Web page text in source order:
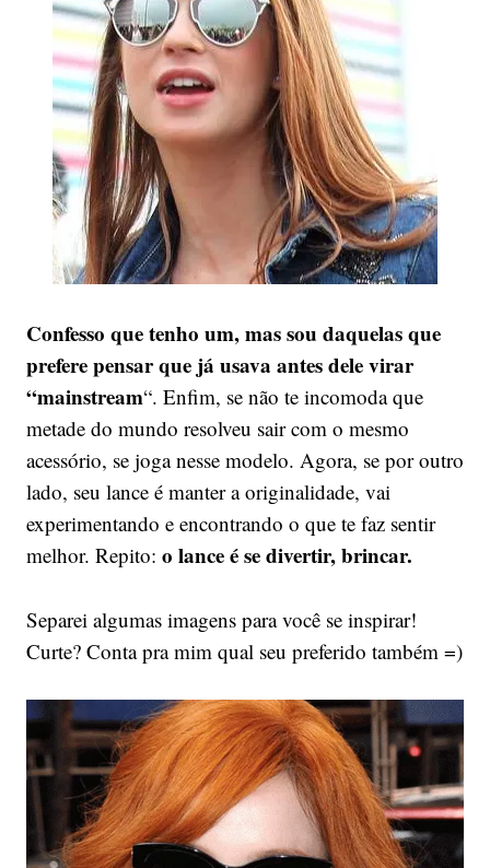
Confesso que tenho um, mas sou daquelas que
prefere pensar que já usava antes dele virar
“mainstream“. Enfim, se não te incomoda que
metade do mundo resolveu sair com o mesmo
acessório, se joga nesse modelo. Agora, se por outro
lado, seu lance é manter a originalidade, vai
experimentando e encontrando o que te faz sentir
melhor. Repito: o lance é se divertir, brincar.
Separei algumas imagens para você se inspirar!
Curte? Conta pra mim qual seu preferido também =)